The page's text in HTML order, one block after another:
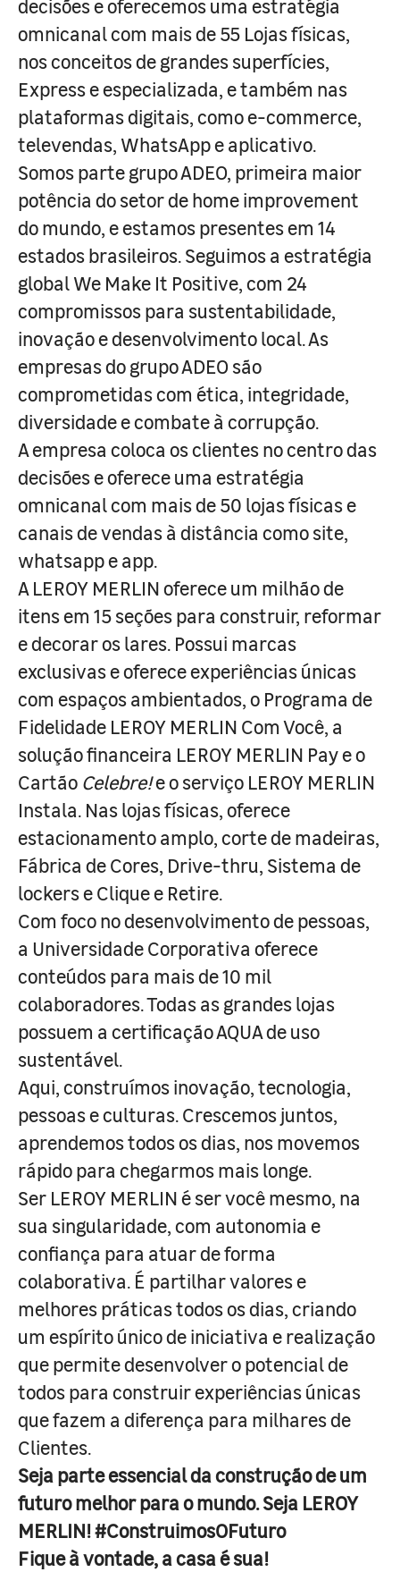
decisões e oferecemos uma estratégia
omnicanal com mais de 55 Lojas físicas,
nos conceitos de grandes superfícies,
Express e especializada, e também nas
plataformas digitais, como e-commerce,
televendas, WhatsApp e aplicativo.
Somos parte grupo ADEO, primeira maior
potência do setor de home improvement
do mundo, e estamos presentes em 14
estados brasileiros. Seguimos a estratégia
global We Make It Positive, com 24
compromissos para sustentabilidade,
inovação e desenvolvimento local. As
empresas do grupo ADEO são
comprometidas com ética, integridade,
diversidade e combate à corrupção.
A empresa coloca os clientes no centro das
decisões e oferece uma estratégia
omnicanal com mais de 50 lojas físicas e
canais de vendas à distância como site,
whatsapp e app.
A LEROY MERLIN oferece um milhão de
itens em 15 seções para construir, reformar
e decorar os lares. Possui marcas
exclusivas e oferece experiências únicas
com espaços ambientados, o Programa de
Fidelidade LEROY MERLIN Com Você, a
solução financeira LEROY MERLIN Pay e o
Cartão Celebre!e o serviço LEROY MERLIN
Instala. Nas lojas físicas, oferece
estacionamento amplo, corte de madeiras,
Fábrica de Cores, Drive-thru, Sistema de
lockers e Clique e Retire.
Com foco no desenvolvimento de pessoas,
a Universidade Corporativa oferece
conteúdos para mais de 10 mil
colaboradores. Todas as grandes lojas
possuem a certificação AQUA de uso
sustentável.
Aqui, construímos inovação, tecnologia,
pessoas e culturas. Crescemos juntos,
aprendemos todos os dias, nos movemos
rápido para chegarmos mais longe.
Ser LEROY MERLIN é ser você mesmo, na
sua singularidade, com autonomia e
confiança para atuar de forma
colaborativa. É partilhar valores e
melhores práticas todos os dias, criando
um espírito único de iniciativa e realização
que permite desenvolver o potencial de
todos para construir experiências únicas
que fazem a diferença para milhares de
Clientes.
Seja parte essencial da construção de um
futuro melhor para o mundo. Seja LEROY
MERLIN! #ConstruimosOFuturo
Fique à vontade, a casa é sua!